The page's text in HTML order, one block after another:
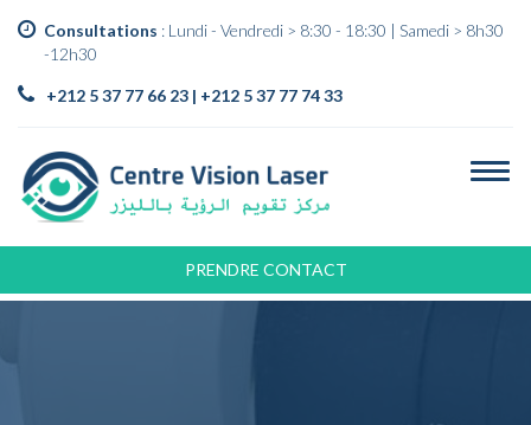
Consultations : Lundi - Vendredi > 8:30 - 18:30 | Samedi > 8h30
-12h30
+212 5 37 77 66 23 | +212 5 37 77 74 33
PRENDRE CONTACT